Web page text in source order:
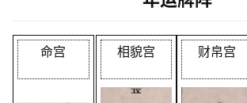
命宫 相貌宫 财帛宫